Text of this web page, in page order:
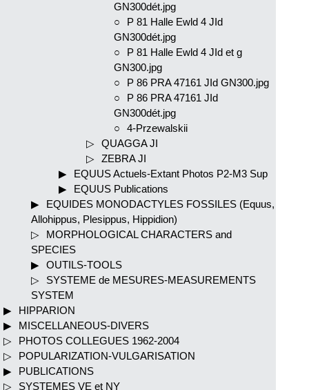
GN300dét.jpg
P 81 Halle Ewld 4 JId
GN300dét.jpg
P 81 Halle Ewld 4 JId et g
GN300.jpg
P 86 PRA 47161 JId GN300.jpg
P 86 PRA 47161 JId
GN300dét.jpg
4-Przewalskii
QUAGGA JI
ZEBRA JI
EQUUS Actuels-Extant Photos P2-M3 Sup
EQUUS Publications
EQUIDES MONODACTYLES FOSSILES (Equus,
Allohippus, Plesippus, Hippidion)
MORPHOLOGICAL CHARACTERS and
SPECIES
OUTILS-TOOLS
SYSTEME de MESURES-MEASUREMENTS
SYSTEM
HIPPARION
MISCELLANEOUS-DIVERS
PHOTOS COLLEGUES 1962-2004
POPULARIZATION-VULGARISATION
PUBLICATIONS
SYSTEMES VE et NY